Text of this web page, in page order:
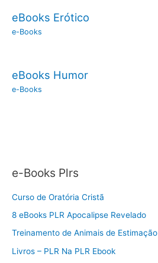
eBooks Erótico
e-Books
eBooks Humor
e-Books
e-Books Plrs
Curso de Oratória Cristã
8 eBooks PLR Apocalipse Revelado
Treinamento de Animais de Estimação
Livros – PLR Na PLR Ebook